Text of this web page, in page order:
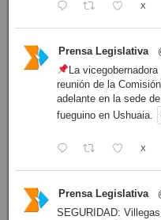
X
Prensa Legislativa
La
reunión de la
adelante en la sede
fueguino en Ushuaia.
X
Prensa Legislativa
SEGURIDAD: